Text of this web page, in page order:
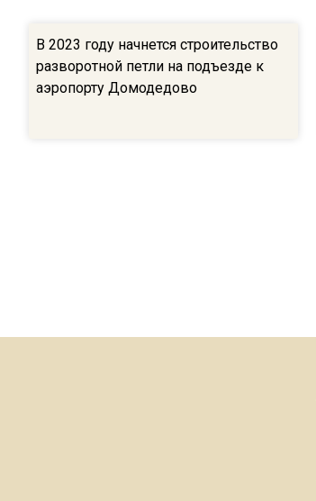
В 2023 году начнется строительство
разворотной петли на подъезде к
аэропорту Домодедово